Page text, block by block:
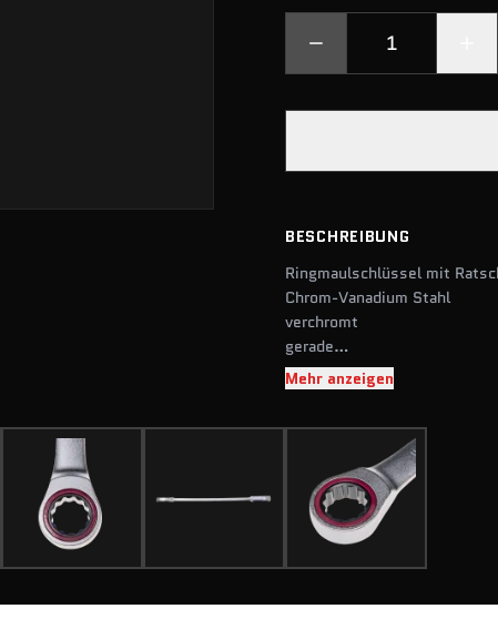
BESCHREIBUNG
Ringmaulschlüssel mit
Chrom-Vanadium Stahl
verchromt
gerade
72 Zähne
Mehr anzeigen